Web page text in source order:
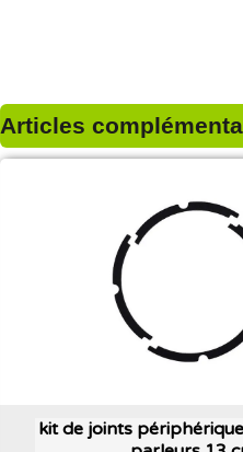
Articles
kit de joints